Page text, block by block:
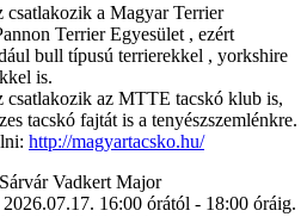
csatlakozik a Magyar Terrier
Terrier Egyesület , ezért
bull típusú terrierekkel , yorkshire
is.
csatlakozik az MTTE tacskó klub is,
tacskó fajtát is a tenyészszemlénkre.
http://magyartacsko.hu/
Sárvár Vadkert Major
2026.07.17. 16:00 órától - 18:00 óráig.